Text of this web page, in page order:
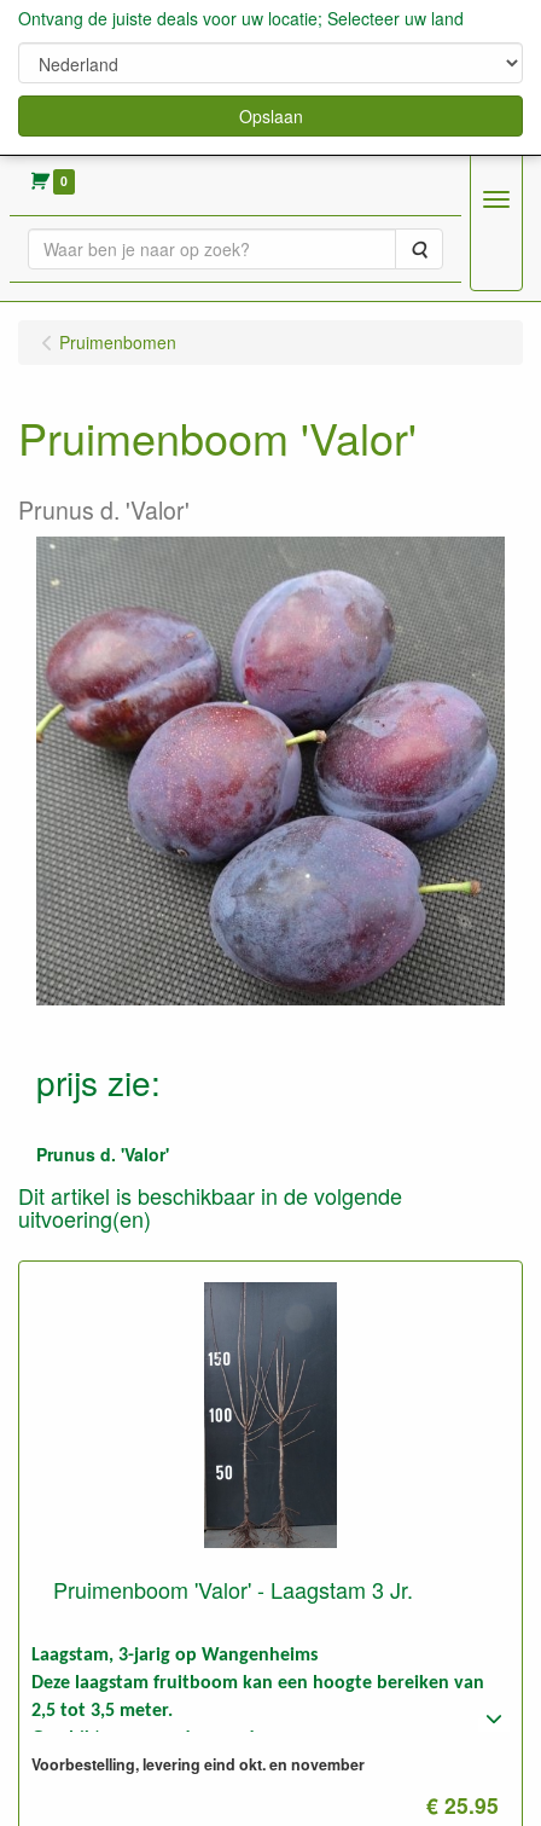
verkoop fruitbomen, bessen,aardbeien enz.
0
Zoeken
Menu
Pruimenbomen
Pruimenboom 'Valor'
Prunus d. 'Valor'
prijs zie:
Prunus d. 'Valor'
Dit artikel is beschikbaar in de volgende
uitvoering(en)
Pruimenboom 'Valor' - Laagstam 3 Jr.
Laagstam, 3-jarig op Wangenheims
Deze laagstam fruitboom kan een hoogte bereiken van
2,5 tot 3,5 meter.
Foto: laagstam 3-jarig, ongesnoeid en gesnoeid
Voorbestelling, levering eind okt. en november
€ 25.95
Ontvang de juiste deals voor uw locatie; Selecteer uw land
Opslaan